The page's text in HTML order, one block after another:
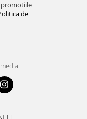
promotiile
de